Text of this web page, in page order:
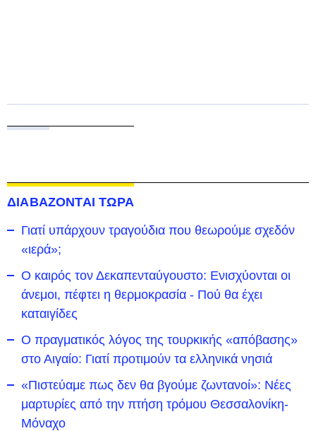
ΔΙΑΒΑΖΟΝΤΑΙ ΤΩΡΑ
Γιατί υπάρχουν τραγούδια που θεωρούμε σχεδόν
«ιερά»;
Ο καιρός τον Δεκαπενταύγουστο: Ενισχύονται οι
άνεμοι, πέφτει η θερμοκρασία - Πού θα έχει
καταιγίδες
Ο πραγματικός λόγος της τουρκικής «απόβασης»
στο Αιγαίο: Γιατί προτιμούν τα ελληνικά νησιά
«Πιστεύαμε πως δεν θα βγούμε ζωντανοί»: Νέες
μαρτυρίες από την πτήση τρόμου Θεσσαλονίκη-
Μόναχο